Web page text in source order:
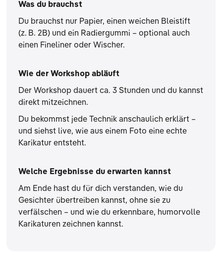
Was du brauchst
Du brauchst nur Papier, einen weichen Bleistift
(z. B. 2B) und ein Radiergummi – optional auch
einen Fineliner oder Wischer.
Wie der Workshop abläuft
Der Workshop dauert ca. 3 Stunden und du kannst
direkt mitzeichnen.
Du bekommst jede Technik anschaulich erklärt –
und siehst live, wie aus einem Foto eine echte
Karikatur entsteht.
Welche Ergebnisse du erwarten kannst
Am Ende hast du für dich verstanden, wie du
Gesichter übertreiben kannst, ohne sie zu
verfälschen – und wie du erkennbare, humorvolle
Karikaturen zeichnen kannst.